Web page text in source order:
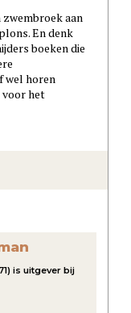
aan
En denk
boeken die
wel horen
voor het
is uitgever bij